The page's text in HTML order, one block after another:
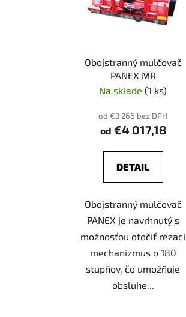
Obojstranný mulčovač
PANEX MR
Na sklade (1 ks)
od €3 266 bez DPH
od €4 017,18
DETAIL
Obojstranný mulčovač
PANEX je navrhnutý s
možnosťou otočiť rezací
mechanizmus o 180
stupňov, čo umožňuje
obsluhe...